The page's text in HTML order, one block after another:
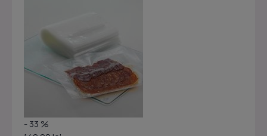
- 33 %